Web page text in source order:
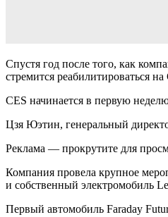
Спустя год после того, как
стремится реабилитироваться
CES начинается в первую
Цзя Юэтин, генеральный
Реклама — прокрутите для
Компания провела крупное
и собственный электромобиль
Первый автомобиль Faraday